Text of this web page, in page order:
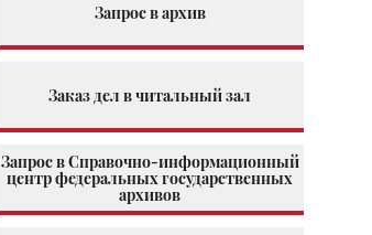
Запрос в архив
Заказ дел в читальный зал
Запрос в Справочно-информационный
центр федеральных государственных
архивов